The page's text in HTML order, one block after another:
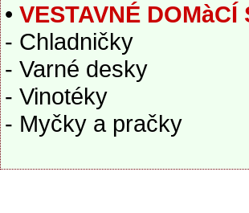
• VESTAVNÉ DOMàCÍ
- Chladničky
- Varné desky
- Vinotéky
- Myčky a pračky